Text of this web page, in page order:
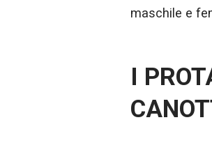
maschile e
I